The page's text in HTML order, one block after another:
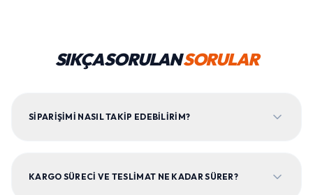
SIKÇA SORULANSORULAR
SIPARIŞIMI NASIL TAKIP EDEBILIRIM?
KARGO SÜRECI VE TESLIMAT NE KADAR SÜRER?